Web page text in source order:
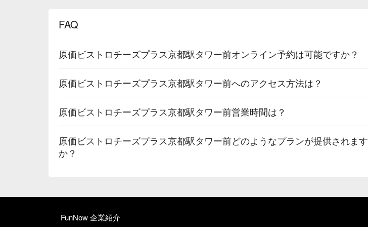
FAQ
原価ビストロチーズプラス京都駅タワー前オンライン予約は可能ですか？
原価ビストロチーズプラス京都駅タワー前へのアクセス方法は？
原価ビストロチーズプラス京都駅タワー前営業時間は？
原価ビストロチーズプラス京都駅タワー前どのようなプランが提供されます
か？
FunNow 企業紹介